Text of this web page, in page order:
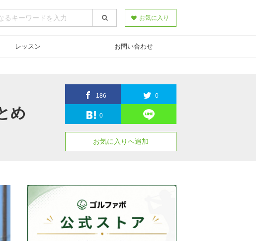
お気に入り
レッスン お問い合わせ
め
186 0
0
お気に入りへ追加